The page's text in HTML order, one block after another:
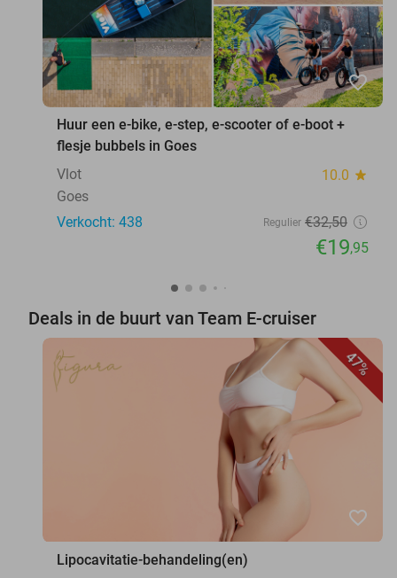
favorite_border
Huur een e-bike, e-step, e-scooter of e-boot +
flesje bubbels in Goes
Vlot
10.0 star
Goes
Verkocht: 438
Regulier €32,50
€19,95
Deals in de buurt van Team E-cruiser
47%
favorite_border
Lipocavitatie-behandeling(en)